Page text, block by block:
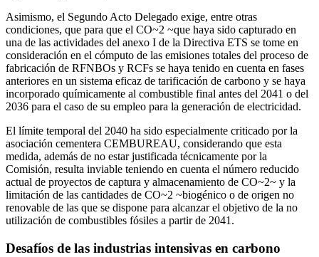
Asimismo, el Segundo Acto Delegado exige, entre otras
condiciones, que para que el CO~2 ~que haya sido capturado en
una de las actividades del anexo I de la Directiva ETS se tome en
consideración en el cómputo de las emisiones totales del proceso de
fabricación de RFNBOs y RCFs se haya tenido en cuenta en fases
anteriores en un sistema eficaz de tarificación de carbono y se haya
incorporado químicamente al combustible final antes del 2041 o del
2036 para el caso de su empleo para la generación de electricidad.
El límite temporal del 2040 ha sido especialmente criticado por la
asociación cementera CEMBUREAU, considerando que esta
medida, además de no estar justificada técnicamente por la
Comisión, resulta inviable teniendo en cuenta el número reducido
actual de proyectos de captura y almacenamiento de CO~2~ y la
limitación de las cantidades de CO~2 ~biogénico o de origen no
renovable de las que se dispone para alcanzar el objetivo de la no
utilización de combustibles fósiles a partir de 2041.
Desafíos de las industrias intensivas en carbono